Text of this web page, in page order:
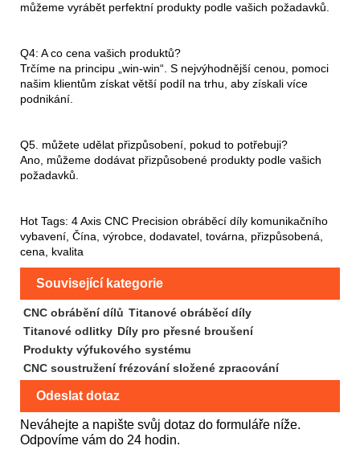
můžeme vyrábět perfektní produkty podle vašich požadavků.
Q4: A co cena vašich produktů?
Trčíme na principu „win-win“. S nejvýhodnější cenou, pomoci
našim klientům získat větší podíl na trhu, aby získali více
podnikání.
Q5. můžete udělat přizpůsobení, pokud to potřebuji?
Ano, můžeme dodávat přizpůsobené produkty podle vašich
požadavků.
Hot Tags: 4 Axis CNC Precision obráběcí díly komunikačního
vybavení, Čína, výrobce, dodavatel, továrna, přizpůsobená,
cena, kvalita
Související kategorie
CNC obrábění dílů Titanové obráběcí díly
Titanové odlitky Díly pro přesné broušení
Produkty výfukového systému
CNC soustružení frézování složené zpracování
Odeslat dotaz
Neváhejte a napište svůj dotaz do formuláře níže.
Odpovíme vám do 24 hodin.